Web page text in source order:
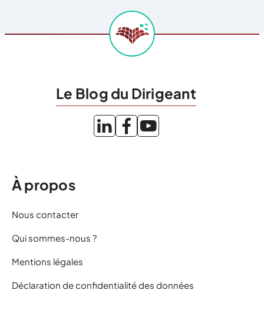
Le Blog du Dirigeant
À propos
Nous contacter
Qui sommes-nous ?
Mentions légales
Déclaration de confidentialité des données